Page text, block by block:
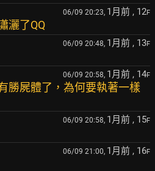
06/09 20:23, 1月前 , 12F
灑了QQ
06/09 20:48, 1月前 , 13F
06/09 20:58, 1月前 , 14F
勝屍體了，為何要執著一樣
06/09 20:58, 1月前 , 15F
06/09 21:00, 1月前 , 16F